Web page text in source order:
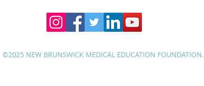
©2025 NEW BRUNSWICK MEDICAL EDUCATION FOUNDATION.